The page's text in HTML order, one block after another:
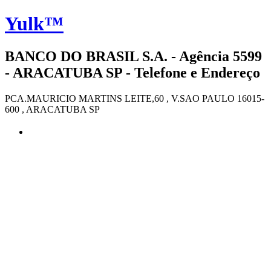
Yulk™
BANCO DO BRASIL S.A. - Agência 5599
- ARACATUBA SP - Telefone e Endereço
PCA.MAURICIO MARTINS LEITE,60 , V.SAO PAULO 16015-
600 , ARACATUBA SP